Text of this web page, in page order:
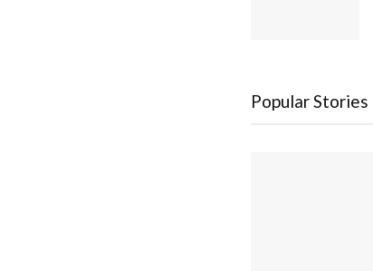
Popular Stories